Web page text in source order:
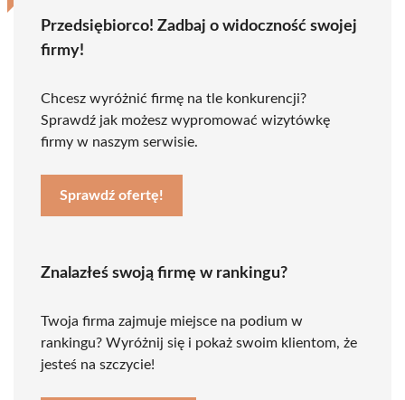
Przedsiębiorco! Zadbaj o widoczność swojej
firmy!
Chcesz wyróżnić firmę na tle konkurencji?
Sprawdź jak możesz wypromować wizytówkę
firmy w naszym serwisie.
Sprawdź ofertę!
Znalazłeś swoją firmę w rankingu?
Twoja firma zajmuje miejsce na podium w
rankingu? Wyróżnij się i pokaż swoim klientom, że
jesteś na szczycie!